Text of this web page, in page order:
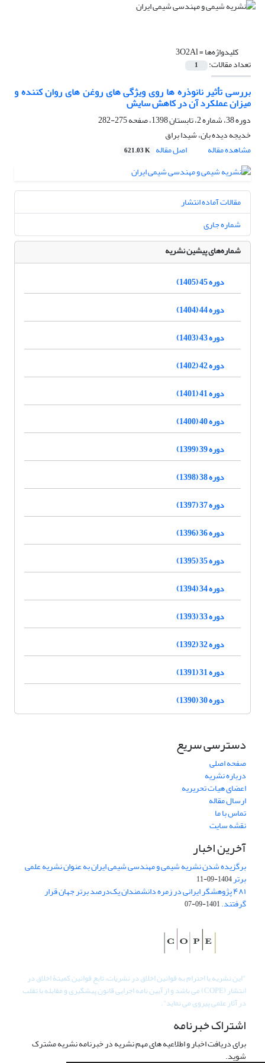
کلیدواژه‌ها =3O2Al
تعداد مقالات: 1
بررسی تأثیر نانوذره ها روی ویژگی های روغن های روان کننده و
میزان عملکرد آن در کاهش سایش
دوره 38، شماره 2، تابستان 1398، صفحه
275-282
خدیجه دیده بان، شیدا براق
مشاهده مقاله
اصل مقاله 621.03 K
مقالات آماده انتشار
شماره جاری
شماره‌های پیشین نشریه
دوره 45 (1405)
دوره 44 (1404)
دوره 43 (1403)
دوره 42 (1402)
دوره 41 (1401)
دوره 40 (1400)
دوره 39 (1399)
دوره 38 (1398)
دوره 37 (1397)
دوره 36 (1396)
دوره 35 (1395)
دوره 34 (1394)
دوره 33 (1393)
دوره 32 (1392)
دوره 31 (1391)
دوره 30 (1390)
دسترسی سریع
صفحه اصلی
درباره نشریه
اعضای هیات تحریریه
ارسال مقاله
تماس با ما
نقشه سایت
آخرین اخبار
برگزیده شدن نشریه شیمی و مهندسی شیمی ایران به عنوان نشریه علمی
برتر1404-09-11
۴۸۱ پژوهشگر ایرانی در زمره دانشمندان یک‌درصد برتر جهان قرار
گرفتند.1401-09-07
"این نشریه با احترام به قوانین اخلاق در نشریات، تابع قوانین کمیتۀ اخلاق در
انتشار (COPE) می باشد و از آیین نامه اجرایی قانون پیشگیری و مقابله با تقلب
در آثار علمی پیروی می نماید".
اشتراک خبرنامه
برای دریافت اخبار و اطلاعیه های مهم نشریه در خبرنامه نشریه مشترک
شوید.